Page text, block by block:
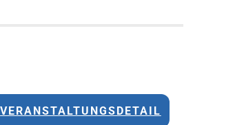
VERANSTALTUNGSDETAIL